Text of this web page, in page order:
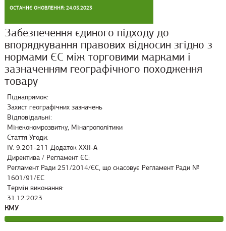
ОСТАННЄ ОНОВЛЕННЯ: 24.05.2023
Забезпечення єдиного підходу до
впорядкування правових відносин згідно з
нормами ЄС між торговими марками і
зазначенням географічного походження
товару
Піднапрямок:
Захист географічних зазначень
Відповідальні:
Мінекономрозвитку, Мінагрополітики
Стаття Угоди:
IV. 9.201-211 Додаток ХХІІ-А
Директива / Регламент ЄС:
Регламент Ради 251/2014/ЄС, що скасовує Регламент Ради №
1601/91/ЄС
Термін виконання:
31.12.2023
КМУ